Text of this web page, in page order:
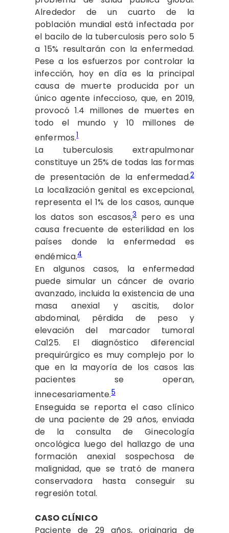
Alrededor de un cuarto de la
población mundial está infectada por
el bacilo de la tuberculosis pero solo 5
a 15% resultarán con la enfermedad.
Pese a los esfuerzos por controlar la
infección, hoy en día es la principal
causa de muerte producida por un
único agente infeccioso, que, en 2019,
provocó 1.4 millones de muertes en
todo el mundo y 10 millones de
enfermos.1
La tuberculosis extrapulmonar
constituye un 25% de todas las formas
de presentación de la enfermedad.2
La localización genital es excepcional,
representa el 1% de los casos, aunque
los datos son escasos,3pero es una
causa frecuente de esterilidad en los
países donde la enfermedad es
endémica.4
En algunos casos, la enfermedad
puede simular un cáncer de ovario
avanzado, incluida la existencia de una
masa anexial y ascitis, dolor
abdominal, pérdida de peso y
elevación del marcador tumoral
Ca125. El diagnóstico diferencial
prequirúrgico es muy complejo por lo
que en la mayoría de los casos las
pacientes se operan,
innecesariamente.5
Enseguida se reporta el caso clínico
de una paciente de 29 años, enviada
de la consulta de Ginecología
oncológica luego del hallazgo de una
formación anexial sospechosa de
malignidad, que se trató de manera
conservadora hasta conseguir su
regresión total.
CASO CLÍNICO
Paciente de 29 años, originaria de